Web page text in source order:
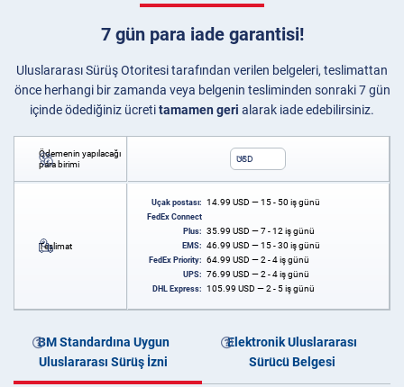
7 gün para iade garantisi!
Uluslararası Sürüş Otoritesi tarafından verilen belgeleri, teslimattan
önce herhangi bir zamanda veya belgenin tesliminden sonraki 7 gün
içinde ödediğiniz ücretitamamen geri alarak iade edebilirsiniz.
Ödemenin yapılacağı
para birimi
USD
Teslimat
Uçak postası: 14.99 USD — 15 - 50 iş günü
FedEx Connect
Plus:
35.99 USD — 7 - 12 iş günü
EMS: 46.99 USD — 15 - 30 iş günü
FedEx Priority: 64.99 USD — 2 - 4 iş günü
UPS: 76.99 USD — 2 - 4 iş günü
DHL Express: 105.99 USD — 2 - 5 iş günü
BM Standardına Uygun
Uluslararası Sürüş İzni
Elektronik Uluslararası
Sürücü Belgesi